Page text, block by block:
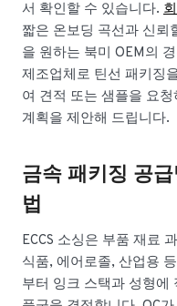
서 확인할 수 있습니다.
짧은 온보딩 곡선과 신뢰
을 원하는 북미 OEM의
제조업체로 틴선 패키징
여 견적 또는 샘플을 요
계획을 제안해 드립니다.
금속 패키징 공
법
ECCS 소싱은 부품 재료
식품, 에어로졸, 산업용
부터 잉크 스택과 성형에